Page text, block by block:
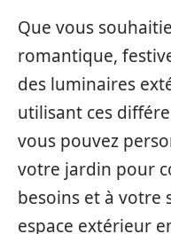
Que vous
romantique,
des luminaires
utilisant ces
vous pouvez
votre jardin pour
besoins et à votre
espace extérieur